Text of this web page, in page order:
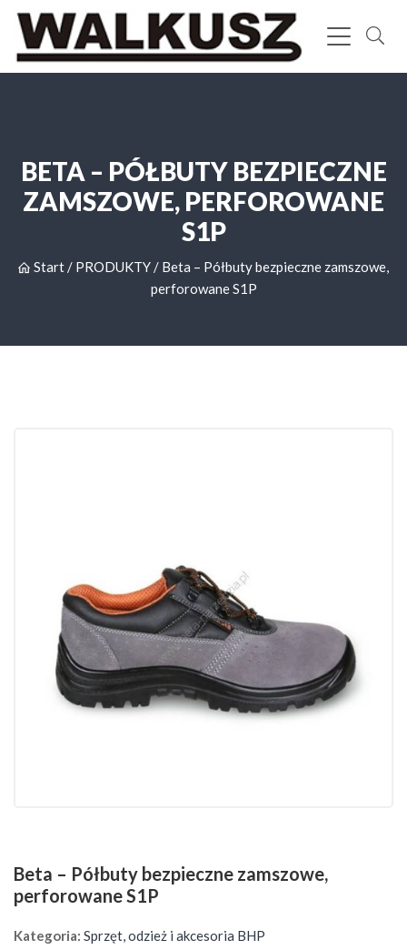
BETA – PÓŁBUTY BEZPIECZNE
ZAMSZOWE, PERFOROWANE
S1P
Start / PRODUKTY / Beta – Półbuty bezpieczne zamszowe,
perforowane S1P
Beta – Półbuty bezpieczne zamszowe,
perforowane S1P
Kategoria: Sprzęt, odzież i akcesoria BHP